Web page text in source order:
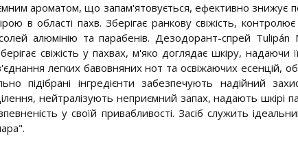
ароматом, що запам'ятовується, ефективно знижує
в області пахв. Зберігає ранкову свіжість,
алюмінію та парабенів. Дезодорант-спрей
свіжість у пахвах, м'яко доглядає шкіру, надаючи
легких бавовняних нот та освіжаючих есенцій,
підібрані інгредієнти забезпечують надійний
нейтралізують неприємний запах, надають шкірі
у своїй привабливості. Засіб служить